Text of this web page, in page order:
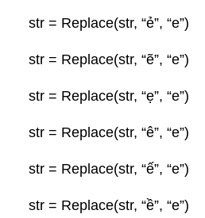
str = Replace(str, “ẻ”, “e”)
str = Replace(str, “ẽ”, “e”)
str = Replace(str, “ẹ”, “e”)
str = Replace(str, “ê”, “e”)
str = Replace(str, “ế”, “e”)
str = Replace(str, “ề”, “e”)